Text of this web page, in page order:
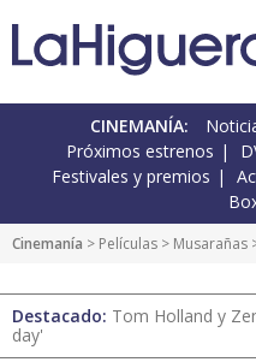
CINEMANÍA:
Próximos estrenos
Festivales y premios
Cinemanía > Películas > Musarañas
Destacado: Tom Holland y
day'